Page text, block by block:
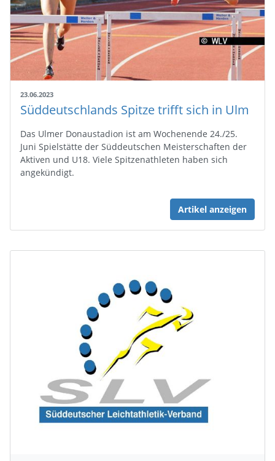
23.06.2023
Süddeutschlands Spitze trifft sich in Ulm
Das Ulmer Donaustadion ist am Wochenende 24./25.
Juni Spielstätte der Süddeutschen Meisterschaften der
Aktiven und U18. Viele Spitzenathleten haben sich
angekündigt.
Artikel anzeigen